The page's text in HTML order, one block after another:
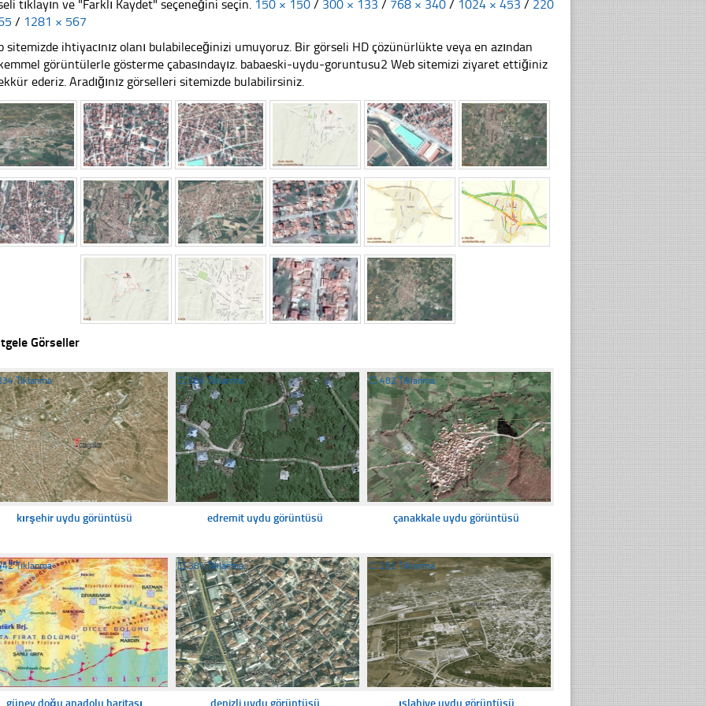
tıklayın ve "Farklı Kaydet" seçeneğini seçin. 150 × 150 / 300 × 133 / 768 × 340 / 1024 × 453 / 220
/ 1281 × 567
sitemizde ihtiyacınız olanı bulabileceğinizi umuyoruz. Bir görseli HD çözünürlükte veya en azından
görüntülerle gösterme çabasındayız. babaeski-uydu-goruntusu2 Web sitemizi ziyaret ettiğiniz
ederiz. Aradığınız görselleri sitemizde bulabilirsiniz.
Görseller
Tıklanma
kırşehir uydu görüntüsü
☐354 Tıklanma
edremit uydu görüntüsü
☐482 Tıklanma
çanakkale uydu görüntüsü
Tıklanma
güney doğu anadolu haritası
☐381 Tıklanma
denizli uydu görüntüsü
☐292 Tıklanma
ıslahiye uydu görüntüsü